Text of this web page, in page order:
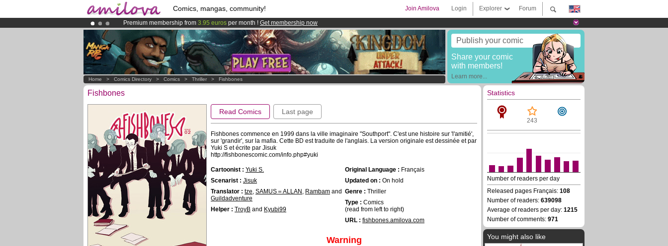
Comics, mangas, community! Forum
Explorer
Login
Join Amilova
Premium membership from 3.95 euros per month ! Get membership now
Already 100000membersand 1000comics & mangas!.
AmilovaKickstarter is now LIVE!.
Publish your comic
Share your comic
with members!
Learn more...
Home > Comics Directory > Comics > Thriller > Fishbones
Fishbones
Read Comics Last page
Fishbones commence en 1999 dans la ville imaginaire "Southport". C'est une histoire sur 'l'amitié',
sur 'grandir', sur la mafia. Cette BD est traduite de l'anglais. La version originale est dessinée et par
Yuki S et écrite par Jisuk
http://fishbonescomic.com/info.php#yuki
Cartoonist : Yuki S.
Scenarist : Jisuk
Translator : tze, SAMUS＝ALLAN , Rambam and
Guildadventure
Helper : TroyB and Kyubi99
Original Language : Français
Updated on : On hold
Genre : Thriller
Type : Comics
(read from left to right)
URL : fishbones.amilova.com
Warning
Statistics
243
Number of readers per day
Released pages Français: 108
Number of readers: 639098
Average of readers per day: 1215
Number of comments: 971
You might also like